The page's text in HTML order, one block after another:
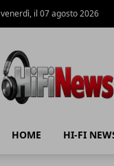
venerdì, il 07 agosto 2026
HOME HI-FI